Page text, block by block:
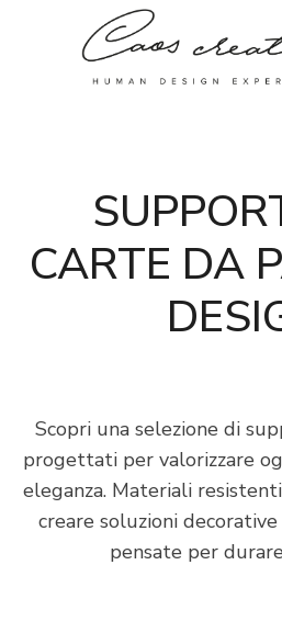
CARTE DA
Scopri una selezione di
progettati per valorizzare
eleganza. Materiali
creare soluzioni
pensate per